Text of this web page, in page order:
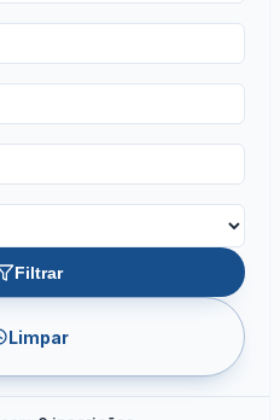
Filtrar
Limpar